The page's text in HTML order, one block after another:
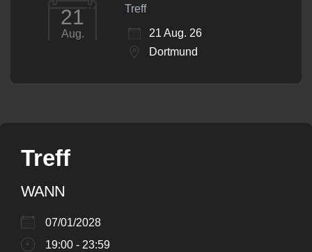
Treff
WANN
07/01/2028
19:00 - 23:59
21
Aug.
Treff
21 Aug. 26
Dortmund